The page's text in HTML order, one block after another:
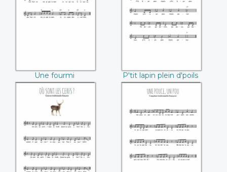
Une fourmi
d'poils
P'tit lapin plein d'poils
Où sont les cerfs Une puce, un pou